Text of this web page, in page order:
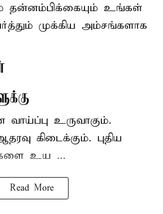
தன்னம்பிக்கையும் உங்கள்
முக்கிய அம்சங்களாக
வாய்ப்பு உருவாகும்.
கிடைக்கும். புதிய
உய ...
Read More